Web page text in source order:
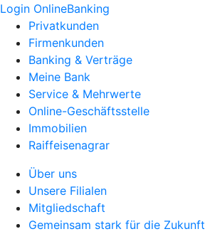
Login OnlineBanking
Privatkunden
Firmenkunden
Banking & Verträge
Meine Bank
Service & Mehrwerte
Online-Geschäftsstelle
Immobilien
Raiffeisenagrar
Über uns
Unsere Filialen
Mitgliedschaft
Gemeinsam stark für die Zukunft